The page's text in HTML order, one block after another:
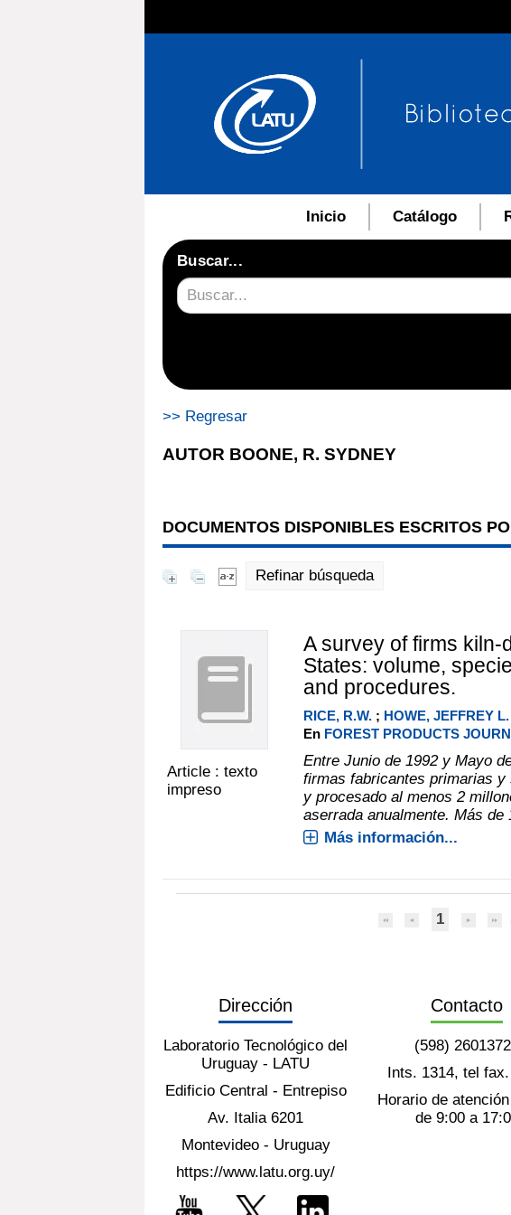
Inicio Catálogo
Buscar...
>> Regresar
AUTOR BOONE, R. SYDNEY
DOCUMENTOS DISPONIBLES ESCRITOS
Refinar búsqueda
Article : texto
impreso
A survey of firms kiln-
States: volume,
and procedures.
RICE, R.W.; HOWE, JEFFREY L.
En FOREST PRODUCTS
Entre Junio de 1992 y Mayo
firmas fabricantes primarias y
y procesado al menos 2
aserrada anualmente. Más
Más información...
1
Dirección
Laboratorio Tecnológico del
Uruguay - LATU
Edificio Central - Entrepiso
Av. Italia 6201
Montevideo - Uruguay
https://www.latu.org.uy/
Contacto
(598)
Ints. 1314, tel
Horario de
de 9:00 a